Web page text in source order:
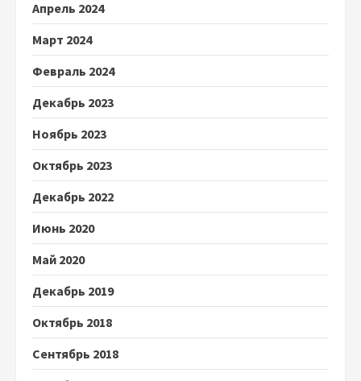
Апрель 2024
Март 2024
Февраль 2024
Декабрь 2023
Ноябрь 2023
Октябрь 2023
Декабрь 2022
Июнь 2020
Май 2020
Декабрь 2019
Октябрь 2018
Сентябрь 2018